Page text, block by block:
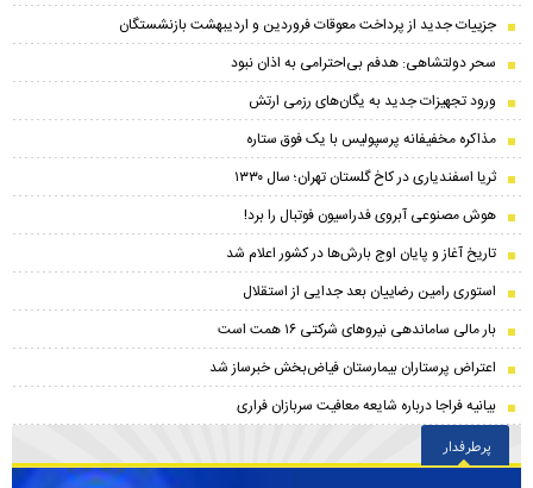
جزییات جدید از پرداخت معوقات فروردین و اردیبهشت بازنشستگان
سحر دولتشاهی: هدفم بی‌احترامی به اذان نبود
ورود تجهیزات جدید به یگان‌های رزمی ارتش
مذاکره مخفیفانه پرسپولیس با یک فوق ستاره
ثریا اسفندیاری در کاخ گلستان تهران؛ سال ۱۳۳۰
هوش مصنوعی آبروی فدراسیون فوتبال را برد!
تاریخ آغاز و پایان اوج بارش‌ها در کشور اعلام شد
استوری رامین رضاییان بعد جدایی از استقلال
بار مالی ساماندهی نیروهای شرکتی ۱۶ همت است
اعتراض پرستاران بیمارستان فیاض‌بخش خبرساز شد
بیانیه فراجا درباره شایعه معافیت سربازان فراری
پرطرفدار